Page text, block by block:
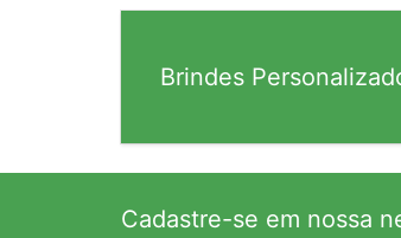
Brindes
Cadastre-se em nossa